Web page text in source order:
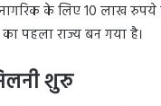
के लिए 10 लाख
पहला राज्य बन गया है।
शुरु